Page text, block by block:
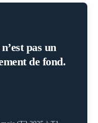
pas un
de fond.